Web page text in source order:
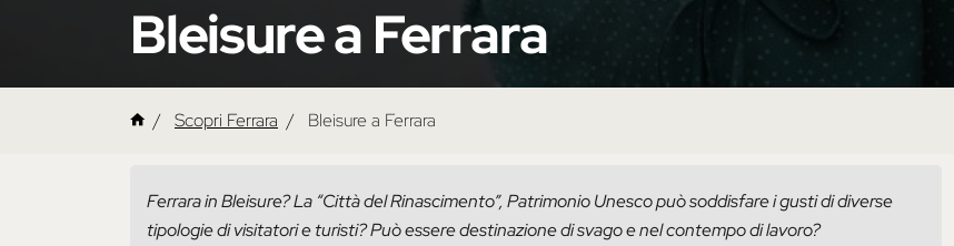
Bleisure a Ferrara
Scopri Ferrara Bleisure a Ferrara
Ferrara in Bleisure? La “Città del Rinascimento”, Patrimonio Unesco può soddisfare i gusti di diverse
tipologie di visitatori e turisti? Può essere destinazione di svago e nel contempo di lavoro?